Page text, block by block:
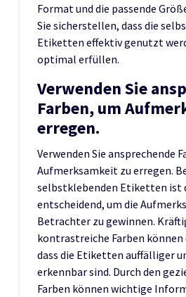
Format und die passende
Sie sicherstellen, dass die
Etiketten effektiv genutzt
optimal erfüllen.
Verwenden Sie
Farben, um
erregen.
Verwenden Sie ansprechende
Aufmerksamkeit zu erregen.
selbstklebenden Etiketten ist
entscheidend, um die
Betrachter zu gewinnen.
kontrastreiche Farben können
dass die Etiketten auffälliger
erkennbar sind. Durch den
Farben können wichtige